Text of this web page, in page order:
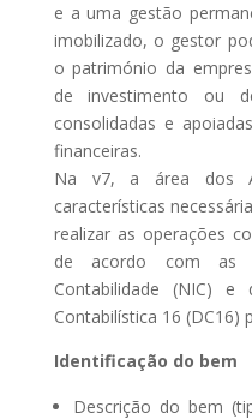
e a uma gestão
imobilizado, o gestor
o património da
de investimento ou
consolidadas e
financeiras.
Na v7, a área dos
características
realizar as operações
de acordo com as
Contabilidade (NIC)
Contabilística 16 (DC16)
Identificação do bem
Descrição do bem